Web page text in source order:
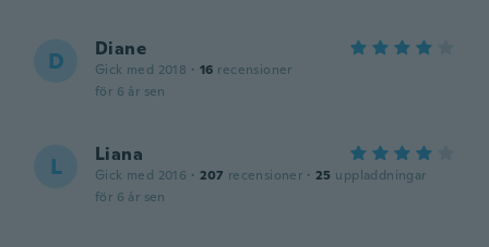
D Diane
Gick med 2018 · 16 recensioner
för 6 år sen
L Liana
Gick med 2016 · 207 recensioner · 25 uppladdningar
för 6 år sen